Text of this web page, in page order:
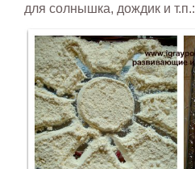
для солнышка, дождик и т.п.: